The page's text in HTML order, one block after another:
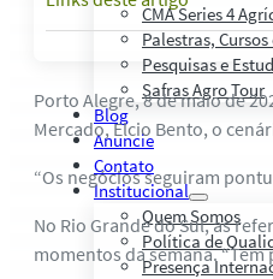
CMA Series 4
Palestras,
Pesquisas e
Safras Agro Tour
Blog
Anuncie
Contato
Institucional
Quem Somos
Política de
Presença
Porto Alegre, 8 de maio de
Mercado, Elcio Bento, o
“Os negócios seguiram
No Rio Grande do Sul, as
momentos da semana.